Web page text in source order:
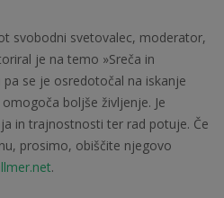
svobodni svetovalec, moderator,
je na temo »Sreča in
se je osredotočal na iskanje
boljše življenje. Je
in trajnostnosti ter rad potuje. Če
prosimo, obiščite njegovo
.